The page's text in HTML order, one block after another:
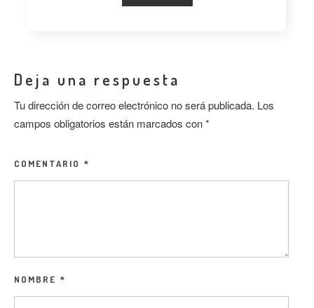
Deja una respuesta
Tu dirección de correo electrónico no será publicada. Los
campos obligatorios están marcados con*
COMENTARIO *
NOMBRE *